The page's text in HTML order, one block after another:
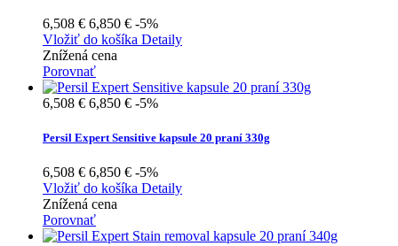
6,508 € 6,850 € -5%
Vložiť do košíka Detaily
Znížená cena
Porovnať
6,508 € 6,850 € -5%
Persil Expert Sensitive kapsule 20 praní 330g
6,508 € 6,850 € -5%
Vložiť do košíka Detaily
Znížená cena
Porovnať